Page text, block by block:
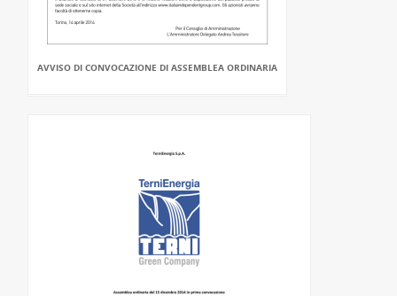
AVVISO DI CONVOCAZIONE DI ASSEMBLEA ORDINARIA